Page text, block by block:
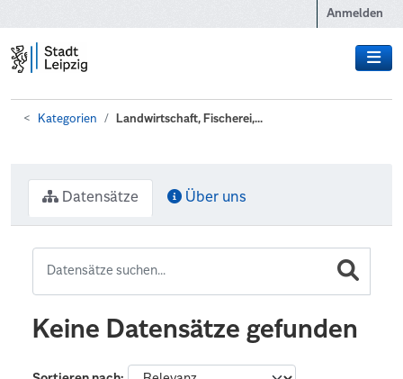
Anmelden
Kategorien Landwirtschaft, Fischerei,...
Datensätze Über uns
Keine Datensätze gefunden